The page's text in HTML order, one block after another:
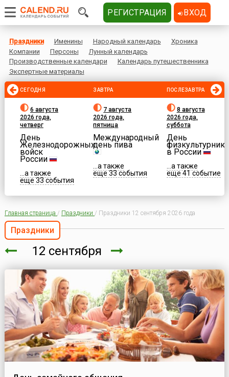
Праздники Именины Народный календарь
Хроника
Компании
Персоны
Лунный календарь
Производственные календари
Календарь путешественника
Экспертные материалы
СЕГОДНЯ
6 августа
2026 года,
четверг
День
Железнодорожных
войск
России
...а также
еще 33 события
ЗАВТРА
7 августа
2026 года,
пятница
Международный
день пива
...а также
еще 33 события
ПОСЛЕЗАВТРА
8 августа
2026 года,
суббота
День
физкультурника
в России
...а также
еще 41 событие
Главная страница / Праздники / Праздники 12 сентября 2026 года
Праздники
12 сентября
РЕГИСТРАЦИЯ ВХОД